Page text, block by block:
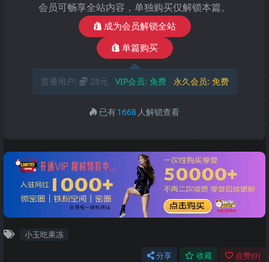
会员可畅享全站内容，单独购买仅解锁本篇。
成为会员解锁全站
单篇购买
普通用户: 28元 VIP会员: 免费 永久会员: 免费
已有1668 人解锁查看
小玉吃果冻
分享 收藏 点赞(0)